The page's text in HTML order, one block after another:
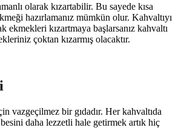
olarak kızartabilir. Bu sayede kısa
hazırlamanız mümkün olur. Kahvaltıyı
ekmekleri kızartmaya başlarsanız kahvaltı
çoktan kızarmış olacaktır.
vazgeçilmez bir gıdadır. Her kahvaltıda
daha lezzetli hale getirmek artık hiç